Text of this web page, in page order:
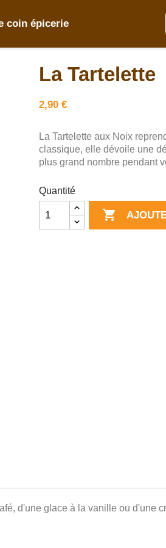
coin épicerie
La Tartelette
2,90 €
La Tartelette aux Noix
classique, elle dévoile une
plus grand nombre pendant
Quantité

d'une glace à la vanille ou d'une